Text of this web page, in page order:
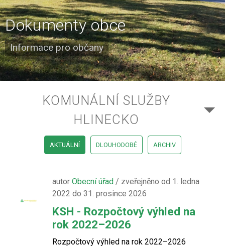
Dokumenty obce
Informace pro občany
KOMUNÁLNÍ SLUŽBY
HLINECKO
AKTUÁLNÍ DLOUHODOBÉ ARCHIV
autorObecní úřad / zveřejněno od 1. ledna
2022 do 31. prosince 2026
KSH - Rozpočtový výhled na
rok 2022–2026
Rozpočtový výhled na rok 2022–2026